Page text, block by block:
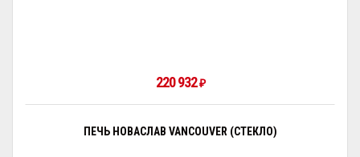
220 932₽
ПЕЧЬ НОВАСЛАВ VANCOUVER (СТЕКЛО)